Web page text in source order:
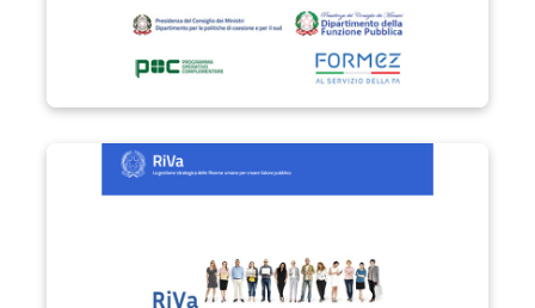
Progetto RIVa